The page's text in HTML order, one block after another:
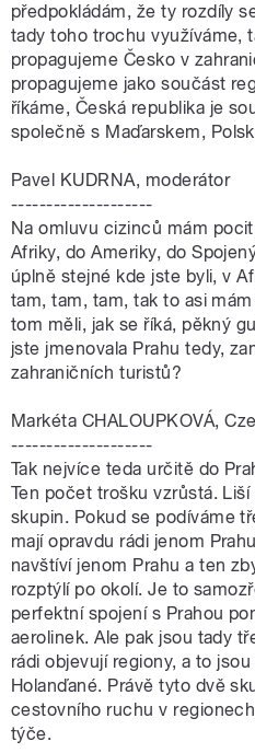
předpokládám, že ty rozdíly
tady toho trochu využíváme,
propagujeme Česko v
propagujeme jako součást
říkáme, Česká republika je
společně s Maďarskem,
Pavel KUDRNA, moderátor
--------------------
Na omluvu cizinců mám
Afriky, do Ameriky, do
úplně stejné kde jste byli, v
tam, tam, tam, tak to asi
tom měli, jak se říká, pěkný
jste jmenovala Prahu tedy,
zahraničních turistů?
Markéta CHALOUPKOVÁ,
--------------------
Tak nejvíce teda určitě do
Ten počet trošku vzrůstá.
skupin. Pokud se podíváme
mají opravdu rádi jenom
navštíví jenom Prahu a ten
rozptýlí po okolí. Je to
perfektní spojení s Prahou
aerolinek. Ale pak jsou tady
rádi objevují regiony, a to
Holanďané. Právě tyto dvě
cestovního ruchu v
týče.